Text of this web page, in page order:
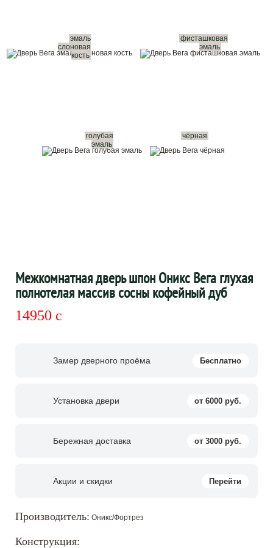
эмаль
слоновая
кость
фисташковая
эмаль
голубая
эмаль
чёрная
Межкомнатная дверь шпон Оникс Вега глухая
полнотелая массив сосны кофейный дуб
14950 c
Замер дверного проёма Бесплатно
Установка двери от 6000 руб.
Бережная доставка от 3000 руб.
Акции и скидки Перейти
Производитель: Оникс/Фортрез
Конструкция: